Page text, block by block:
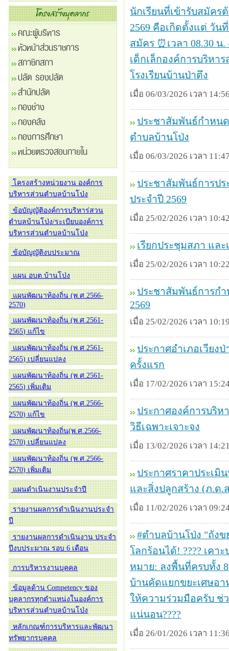
คณะผู้บริหาร
หัวหน้าส่วนราชการ
สภาชิกสภา
ปลัด รองปลัด
สำนักปลัด
กองช่าง
กองคลัง
กองการศึกษา
หน่วยตรวจสอบภายใน
โครงสร้างหน่วยงาน องค์การ
บริหารส่วนตำบลบ้านโป่ง
ข้อบัญญัติองค์การบริหาร่สวน
ตำบลบ้านโป่ง/ระเบียบองค์การ
บริหารส่วนตำบลบ้านโป่ง
ข้อบัญญัติงบประมาณ
แผน อบต.บ้านโป่ง
แผนพัฒนาท้องถิ่น (พ.ศ.2566-
2570)
แผนพัฒนาท้องถิ่น (พ.ศ.2561-
2565) แก้ไข
แผนพัฒนาท้องถิ่น (พ.ศ.2561-
2565) เปลี่ยนแปลง
แผนพัฒนาท้องถิ่น (พ.ศ.2561-
2565) เพิ่มเติม
แผนพัฒนาท้องถิ่น (พ.ศ.2566-
2570) แก้ไข
แผนพัฒนาท้องถิ่น(พ.ศ.2566-
2570) เปลี่ยนแปลง
แผนพัฒนาท้องถิ่น (พ.ศ.2566-
2570) เพิ่มเติม
แผนดำเนินงานประจำปี
รายงานผลการดำเนินงานประจำ
ปี
รายงานผลการดำเนินงาน ประจำ
ปีงบประมาณ รอบ 6 เดือน
การบริหารงานบุคคล
ข้อมูลด้าน Competency ของ
บุคลากรทุกตำแหน่งในองค์การ
บริหารส่วนตำบลบ้านโป่ง
หลักเกณฑ์การบริหารและพัฒนา
ทรัพยากรบุคคล
นักเรียนที่เข้ารับสมัคร
2569 คือเกิดตั้งแต่ วัน
สมัคร ⏰เวลา 08.30
เด็กเล็กองค์การบริหา
โรงเรียนบ้านป่าตึง
เมื่อ 06/03/2026 เวลา
ประชาสัมพันธ์กำหน
ตำบลบ้านโป่ง
เมื่อ 06/03/2026 เวลา
ประชาสัมพันธ์การป
ประจำปี 2569
เมื่อ 25/02/2026 เวลา
เรียกประชุมสภา แล
เมื่อ 25/02/2026 เวลา
ประชาสัมพันธ์การก
2569
เมื่อ 25/02/2026 เวลา
ประกาศอำเภอเวียง
ครั้งแรก
เมื่อ 17/02/2026 เวลา
ประกาศองค์การบริห
วิธีเฉพาะเจาะจง
เมื่อ 13/02/2026 เวลา
ประกาศราคาประเมิ
และสิ่งปลูกสร้าง (ภ.ด.
เมื่อ 11/02/2026 เวลา
#ตำบลบ้านโป่ง "ถังข
โลกร้อนได้! ???? เคา
หมาย: ลงพื้นที่ครบทั้ง
บ้านคัดแยกขยะเศษอ
ให้ความร่วมมือครับ ช่
แน่นอน????
เมื่อ 26/01/2026 เวลา